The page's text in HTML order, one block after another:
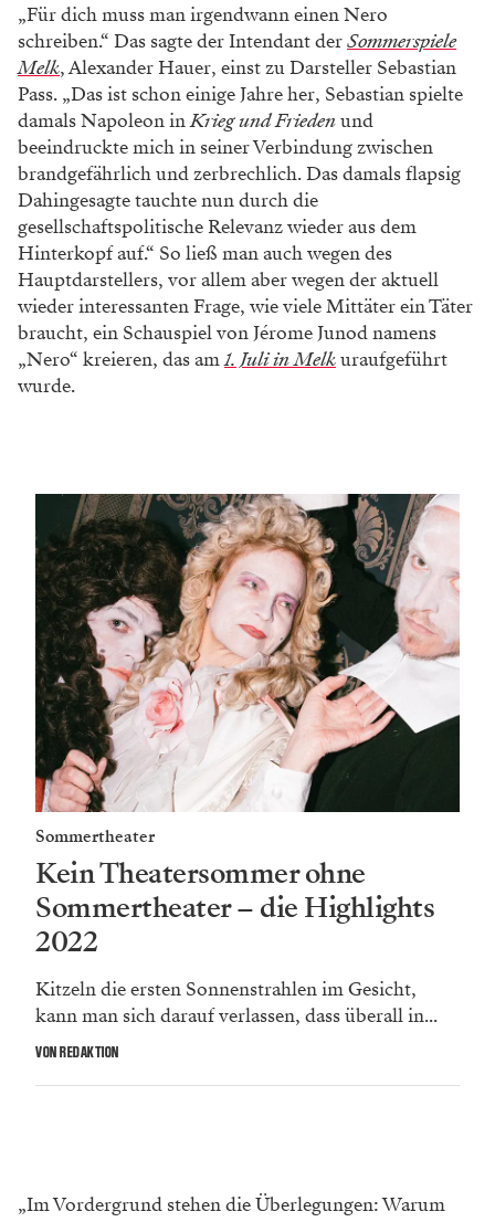
„Für dich muss man irgendwann einen Nero
schreiben.“ Das sagte der Intendant derSommerspiele
Melk, Alexander Hauer, einst zu Darsteller Sebastian
Pass. „Das ist schon einige Jahre her, Sebastian spielte
damals Napoleon inKrieg und Friedenund
beeindruckte mich in seiner Verbindung zwischen
brandgefährlich und zerbrechlich. Das damals flapsig
Dahingesagte tauchte nun durch die
gesellschaftspolitische Relevanz wieder aus dem
Hinterkopf auf.“ So ließ man auch wegen des
Hauptdarstellers, vor allem aber wegen der aktuell
wieder interessanten Frage, wie viele Mittäter ein Täter
braucht, ein Schauspiel von Jérome Junod namens
„Nero“ kreieren, das am1. Juli in Melkuraufgeführt
wurde.
Sommertheater
Kein Theatersommer ohne
Sommertheater – die Highlights
2022
Kitzeln die ersten Sonnenstrahlen im Gesicht,
kann man sich darauf verlassen, dass überall in...
VON REDAKTION
„Im Vordergrund stehen die Überlegungen: Warum